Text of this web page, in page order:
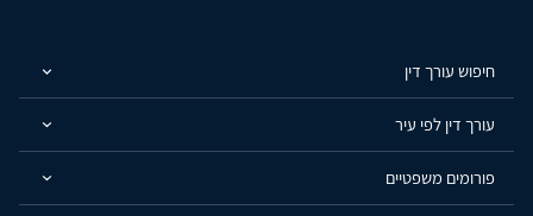
חיפוש עורך דין
עורך דין לפי עיר
פורומים משפטיים